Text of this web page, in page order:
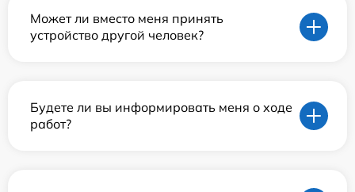
Может ли вместо меня принять
устройство другой человек?
Будете ли вы информировать меня о ходе
работ?